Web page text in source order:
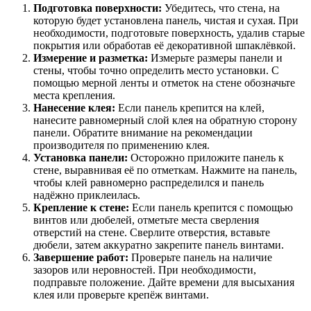
Подготовка поверхности: Убедитесь, что стена, на
которую будет установлена панель, чистая и сухая. При
необходимости, подготовьте поверхность, удалив старые
покрытия или обработав её декоративной шпаклёвкой.
Измерение и разметка: Измерьте размеры панели и
стены, чтобы точно определить место установки. С
помощью мерной ленты и отметок на стене обозначьте
места крепления.
Нанесение клея: Если панель крепится на клей,
нанесите равномерный слой клея на обратную сторону
панели. Обратите внимание на рекомендации
производителя по применению клея.
Установка панели: Осторожно приложите панель к
стене, выравнивая её по отметкам. Нажмите на панель,
чтобы клей равномерно распределился и панель
надёжно приклеилась.
Крепление к стене: Если панель крепится с помощью
винтов или дюбелей, отметьте места сверления
отверстий на стене. Сверлите отверстия, вставьте
дюбели, затем аккуратно закрепите панель винтами.
Завершение работ: Проверьте панель на наличие
зазоров или неровностей. При необходимости,
подправьте положение. Дайте времени для высыхания
клея или проверьте крепёж винтами.